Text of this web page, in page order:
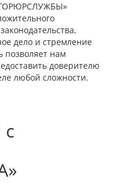
дело и стремление
позволяет нам
доверителю
любой сложности.